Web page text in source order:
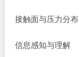
接触面与压力分布
信息感知与理解